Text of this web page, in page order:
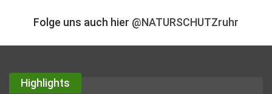
Folge uns auch hier @NATURSCHUTZruhr
Highlights